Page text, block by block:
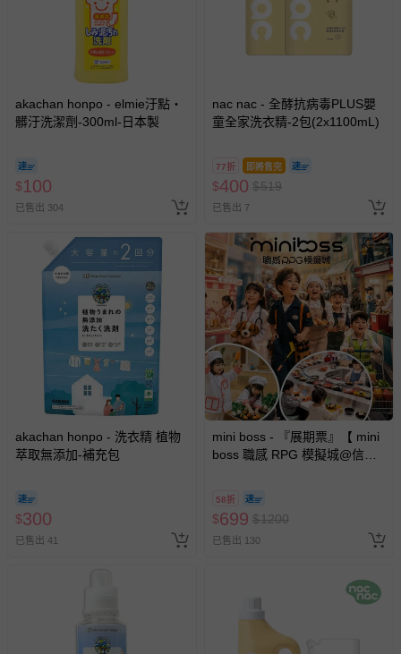
akachan honpo - elmie汙點・
髒汙洗潔劑-300ml-日本製
$100
已售出 304
nac nac - 全酵抗病毒PLUS嬰
童全家洗衣精-2包(2x1100mL)
77折 即將售完
$400 $519
已售出 7
akachan honpo - 洗衣精 植物
萃取無添加-補充包
$300
已售出 41
mini boss - 『展期票』【 mini
boss 職感 RPG 模擬城@信義
券，於展期現場憑訂單編號兌
換，依現場梯次安排入場，逾
期作廢) (兒童票(2歲以上)贈一
名陪伴成人)
58折
$699 $1200
已售出 130